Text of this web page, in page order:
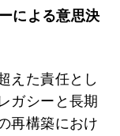
による意思決
えた責任とし
ガシーと長期
再構築におけ